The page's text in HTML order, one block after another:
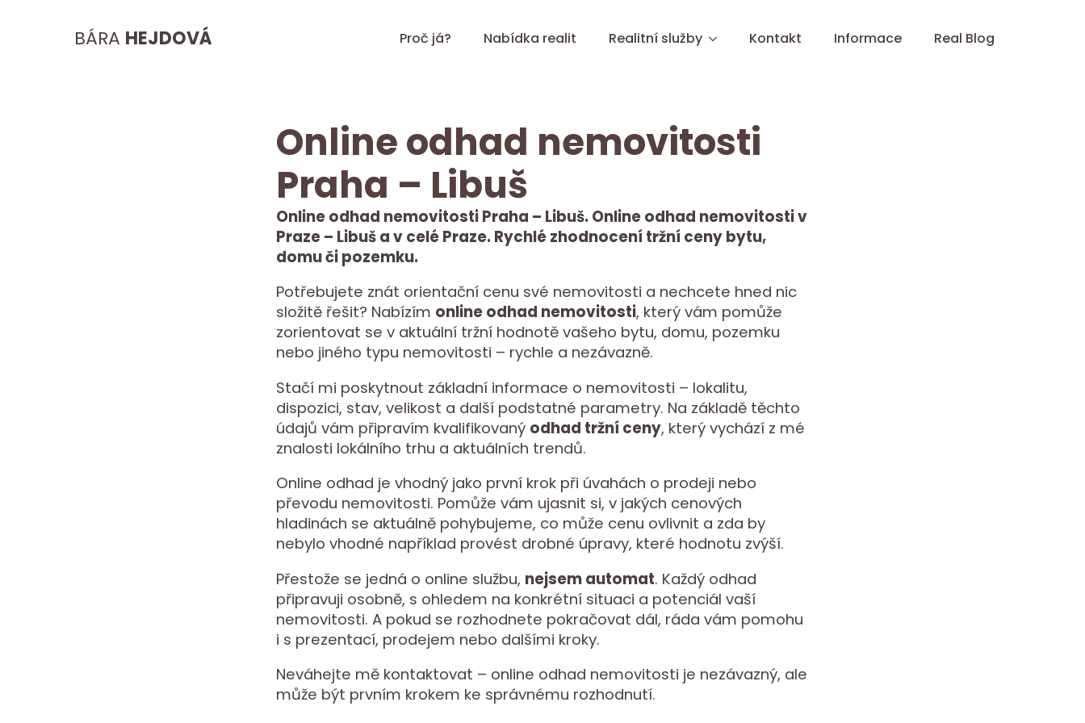
BÁRA HEJDOVÁ Proč já? Nabídka realit Realitní služby Kontakt Informace Real Blog
Online odhad nemovitosti
Praha – Libuš
Online odhad nemovitosti Praha – Libuš. Online odhad nemovitosti v
Praze – Libuš a v celé Praze. Rychlé zhodnocení tržní ceny bytu,
domu či pozemku.
Potřebujete znát orientační cenu své nemovitosti a nechcete hned nic
složitě řešit? Nabízím online odhad nemovitosti, který vám pomůže
zorientovat se v aktuální tržní hodnotě vašeho bytu, domu, pozemku
nebo jiného typu nemovitosti – rychle a nezávazně.
Stačí mi poskytnout základní informace o nemovitosti – lokalitu,
dispozici, stav, velikost a další podstatné parametry. Na základě těchto
údajů vám připravím kvalifikovaný odhad tržní ceny, který vychází z mé
znalosti lokálního trhu a aktuálních trendů.
Online odhad je vhodný jako první krok při úvahách o prodeji nebo
převodu nemovitosti. Pomůže vám ujasnit si, v jakých cenových
hladinách se aktuálně pohybujeme, co může cenu ovlivnit a zda by
nebylo vhodné například provést drobné úpravy, které hodnotu zvýší.
Přestože se jedná o online službu, nejsem automat. Každý odhad
připravuji osobně, s ohledem na konkrétní situaci a potenciál vaší
nemovitosti. A pokud se rozhodnete pokračovat dál, ráda vám pomohu
i s prezentací, prodejem nebo dalšími kroky.
Neváhejte mě kontaktovat – online odhad nemovitosti je nezávazný, ale
může být prvním krokem ke správnému rozhodnutí.